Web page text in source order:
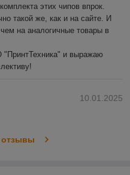
этих чипов впрок.
такой же, как и на сайте. И
на аналогичные товары в
и выражаю
10.01.2025
отзывы